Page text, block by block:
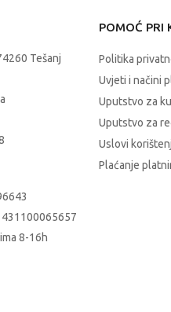
Tešanj
8-16h
POMOĆ PRI
Politika
Uvjeti i načini
Uputstvo za
Uputstvo za
Uslovi
Plaćanje